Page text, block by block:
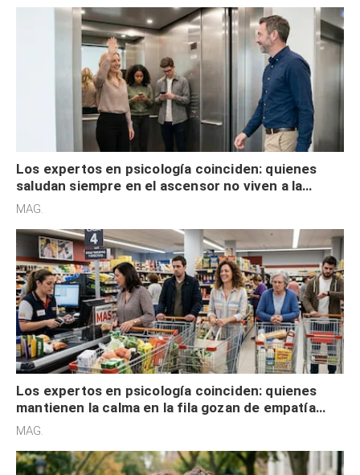
Los expertos en psicología coinciden: quienes
saludan siempre en el ascensor no viven a la
defensiva y tienen apertura social
MAG.
Los expertos en psicología coinciden: quienes
mantienen la calma en la fila gozan de empatía
cognitiva, gratitud y no solo tienen autocontrol
MAG.